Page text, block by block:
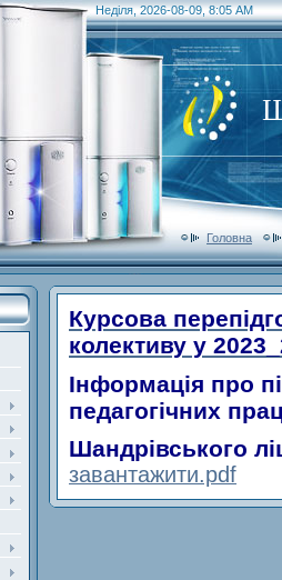
Неділя, 2026-08-09, 8:05 AM
Головна
Курсова
колективу у
Інформація про
педагогічних
Шандрівського
завантажити.pdf